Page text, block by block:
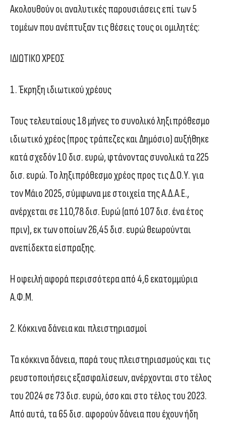
Ακολουθούν οι αναλυτικές παρουσιάσεις επί των 5
τομέων που ανέπτυξαν τις θέσεις τους οι ομιλητές:
ΙΔΙΩΤΙΚΟ ΧΡΕΟΣ
1. Έκρηξη ιδιωτικού χρέους
Τους τελευταίους 18 μήνες το συνολικό ληξιπρόθεσμο
ιδιωτικό χρέος (προς τράπεζες και Δημόσιο) αυξήθηκε
κατά σχεδόν 10 δισ. ευρώ, φτάνοντας συνολικά τα 225
δισ. ευρώ. Το ληξιπρόθεσμο χρέος προς τις Δ.Ο.Υ. για
τον Μάιο 2025, σύμφωνα με στοιχεία της Α.Δ.Α.Ε.,
ανέρχεται σε 110,78 δισ. Ευρώ (από 107 δισ. ένα έτος
πριν), εκ των οποίων 26,45 δισ. ευρώ θεωρούνται
ανεπίδεκτα είσπραξης.
Η οφειλή αφορά περισσότερα από 4,6 εκατομμύρια
Α.Φ.Μ.
2. Κόκκινα δάνεια και πλειστηριασμοί
Τα κόκκινα δάνεια, παρά τους πλειστηριασμούς και τις
ρευστοποιήσεις εξασφαλίσεων, ανέρχονται στο τέλος
του 2024 σε 73 δισ. ευρώ, όσο και στο τέλος του 2023.
Από αυτά, τα 65 δισ. αφορούν δάνεια που έχουν ήδη